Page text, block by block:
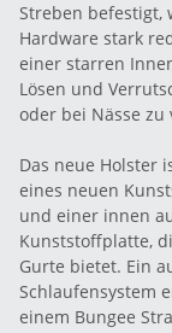
Streben befestigt,
Hardware stark
einer starren
Lösen und
oder bei Nässe
Das neue Holster
eines neuen
und einer innen
Kunststoffplatte,
Gurte bietet. Ein
Schlaufensystem
einem Bungee